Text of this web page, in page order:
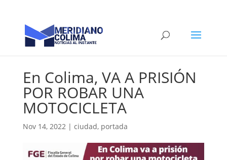
En Colima, VA A PRISIÓN
POR ROBAR UNA
MOTOCICLETA
Nov 14, 2022| ciudad, portada